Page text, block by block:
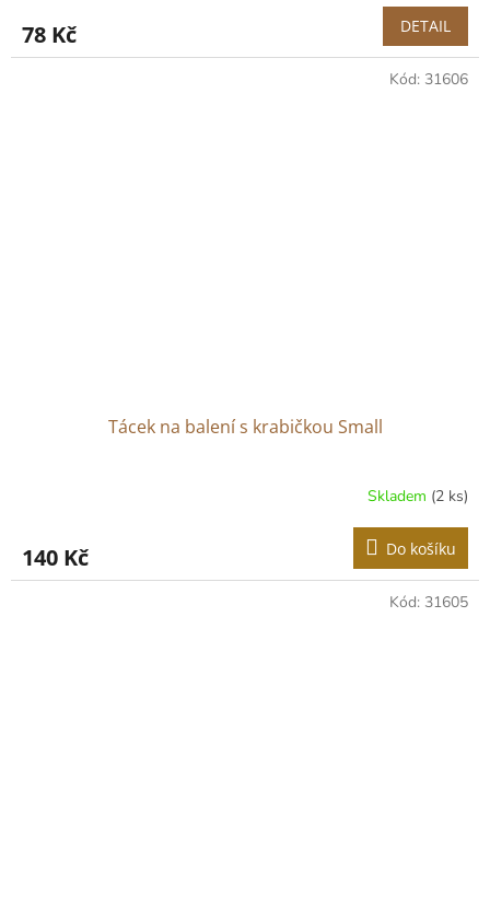
78 Kč DETAIL
Tácek na balení s krabičkou Small
Skladem (2 ks)
140 Kč Do košíku
Kód: 31606
Kód: 31605